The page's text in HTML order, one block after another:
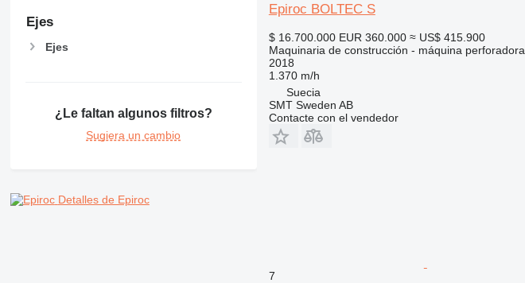
Ejes
Ejes
¿Le faltan algunos filtros?
Sugiera un cambio
Detalles de Epiroc
Epiroc BOLTEC S
$ 16.700.000 EUR 360.000 ≈ US$ 415.900
Maquinaria de construcción - máquina perforadora
2018
1.370 m/h
Suecia
SMT Sweden AB
Contacte con el vendedor
7